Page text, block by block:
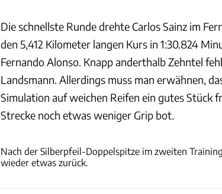
Die schnellste Runde drehte Carlos Sainz im
den 5,412 Kilometer langen Kurs in 1:30.824
Fernando Alonso. Knapp anderthalb Zehntel
Landsmann. Allerdings muss man erwähnen,
Simulation auf weichen Reifen ein gutes Stück
Strecke noch etwas weniger Grip bot.
Nach der Silberpfeil-Doppelspitze im zweiten
wieder etwas zurück.